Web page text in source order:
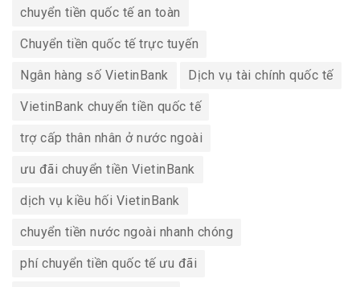
chuyển tiền quốc tế an toàn
Chuyển tiền quốc tế trực tuyến
Ngân hàng số VietinBank Dịch vụ tài chính quốc tế
VietinBank chuyển tiền quốc tế
trợ cấp thân nhân ở nước ngoài
ưu đãi chuyển tiền VietinBank
dịch vụ kiều hối VietinBank
chuyển tiền nước ngoài nhanh chóng
phí chuyển tiền quốc tế ưu đãi